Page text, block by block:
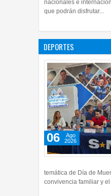
nacionales e
que podrán disfrutar...
DEPORTES
06
Ago
2026
temática de Día de
convivencia familiar y